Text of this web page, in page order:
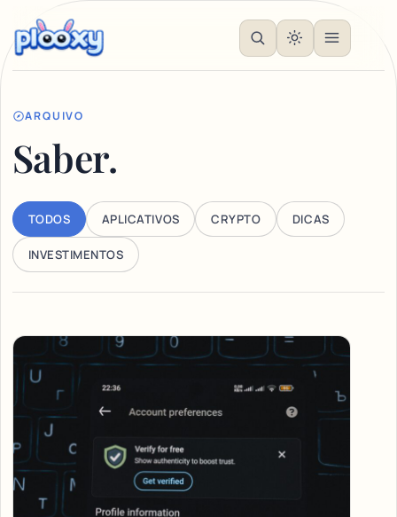
ARQUIVO
Saber.
TODOS APLICATIVOS CRYPTO DICAS
INVESTIMENTOS
Articles